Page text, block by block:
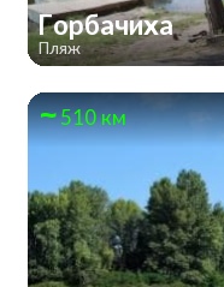
Горбачиха
Пляж
510 км